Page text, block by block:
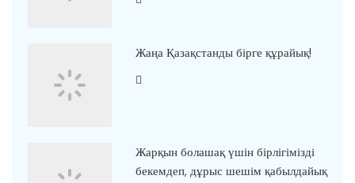
Жаңа Қазақстанды бірге құрайық!
Жарқын болашақ үшін бірлігімізді
бекемдеп, дұрыс шешім қабылдайық